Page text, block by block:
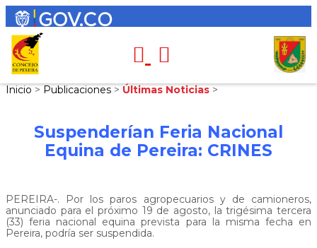
Inicio > Publicaciones > Últimas Noticias >
Suspenderían Feria Nacional
Equina de Pereira: CRINES
PEREIRA-. Por los paros agropecuarios y de camioneros,
anunciado para el próximo 19 de agosto, la trigésima tercera
(33) feria nacional equina prevista para la misma fecha en
Pereira, podría ser suspendida.